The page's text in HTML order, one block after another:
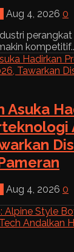
Aug 4, 2026 0
Asuka
Aug 4, 2026 0